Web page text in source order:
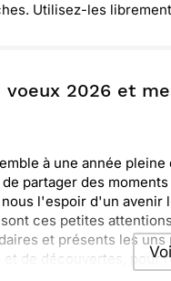
Utilisez-les
voeux 2026 et
à une année
partager des
nous l'espoir d'un
ces petites
et présents les
et de découvertes, pour